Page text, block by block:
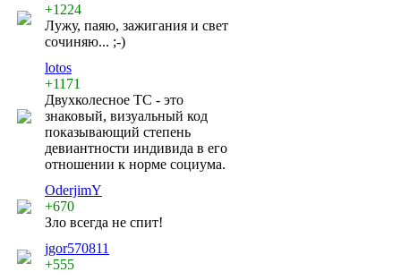
+1224
Лужу, паяю, зажигания и свет
сочиняю... ;-)
lotos
+1171
Двухколесное ТС - это
знаковый, визуальный код
показывающий степень
девиантности индивида в его
отношении к норме социума.
OderjimY
+670
Зло всегда не спит!
jgor570811
+555